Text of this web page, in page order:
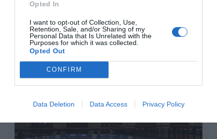
Opted In
I want to opt-out of Collection, Use,
Retention, Sale, and/or Sharing of my
Personal Data that Is Unrelated with the
Purposes for which it was collected.
Opted Out
CONFIRM
Data Deletion Data Access Privacy Policy
Opinión
Enormes minucias